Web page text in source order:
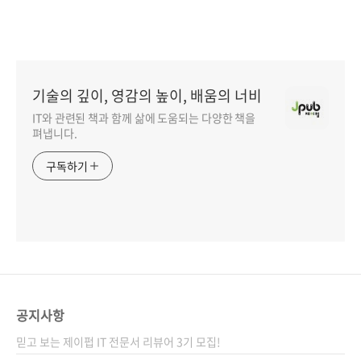
기술의 깊이, 영감의 높이, 배움의 너비
IT와 관련된 책과 함께 삶에 도움되는 다양한 책을
펴냅니다.
구독하기
공지사항
믿고 보는 제이펍 IT 전문서 리뷰어 3기 모집!